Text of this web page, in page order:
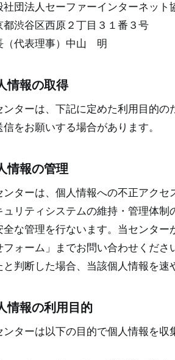
社団法人セーファーインターネット
都渋谷区西原２丁目３１番３号
（代表理事）中山 明
情報の取得
ンターは、下記に定めた利用目的
信をお願いする場合があります。
情報の管理
ンターは、個人情報への不正アクセ
ュリティシステムの維持・管理体
全な管理を行ないます。当センタ
フォーム」までお問い合わせくだ
と判断した場合、当該個人情報を速
情報の利用目的
ンターは以下の目的で個人情報を収